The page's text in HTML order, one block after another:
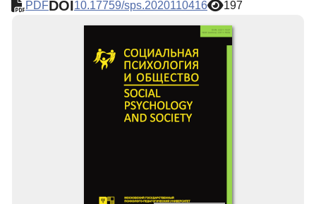
PDFDOI10.17759/sps.2020110416 197